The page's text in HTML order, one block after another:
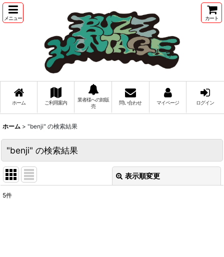
メニュー カート
ホーム ご利用案内
業者様への卸販
売
問い合わせ マイページ ログイン
ホーム > "benji" の検索結果
"benji" の検索結果
表示順変更
5件